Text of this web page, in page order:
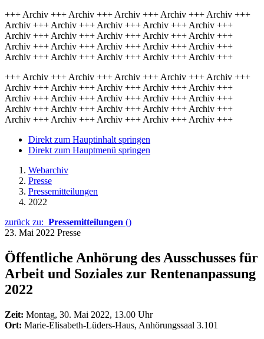
+++ Archiv +++ Archiv +++ Archiv +++ Archiv +++ Archiv +++
Archiv +++ Archiv +++ Archiv +++ Archiv +++ Archiv +++
Archiv +++ Archiv +++ Archiv +++ Archiv +++ Archiv +++
Archiv +++ Archiv +++ Archiv +++ Archiv +++ Archiv +++
Archiv +++ Archiv +++ Archiv +++ Archiv +++ Archiv +++
+++ Archiv +++ Archiv +++ Archiv +++ Archiv +++ Archiv +++
Archiv +++ Archiv +++ Archiv +++ Archiv +++ Archiv +++
Archiv +++ Archiv +++ Archiv +++ Archiv +++ Archiv +++
Archiv +++ Archiv +++ Archiv +++ Archiv +++ Archiv +++
Archiv +++ Archiv +++ Archiv +++ Archiv +++ Archiv +++
Direkt zum Hauptinhalt springen
Direkt zum Hauptmenü springen
Webarchiv
Presse
Pressemitteilungen
2022
zurück zu: Pressemitteilungen ()
23. Mai 2022 Presse
Öffentliche Anhörung des Ausschusses für
Arbeit und Soziales zur Rentenanpassung
2022
Zeit: Montag, 30. Mai 2022, 13.00 Uhr
Ort: Marie-Elisabeth-Lüders-Haus, Anhörungssaal 3.101